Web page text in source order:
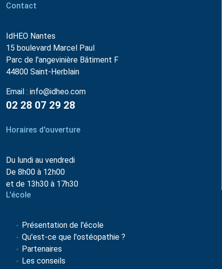
Contact
IdHEO Nantes
15 boulevard Marcel Paul
Parc de l'angevinière Bâtiment F
44800 Saint-Herblain
Email : info@idheo.com
02 28 07 29 28
Horaires d'ouverture
Du lundi au vendredi
De 8h00 à 12h00
et de 13h30 à 17h30
L'école
Présentation de l'école
Qu'est-ce que l'ostéopathie ?
Partenaires
Les conseils